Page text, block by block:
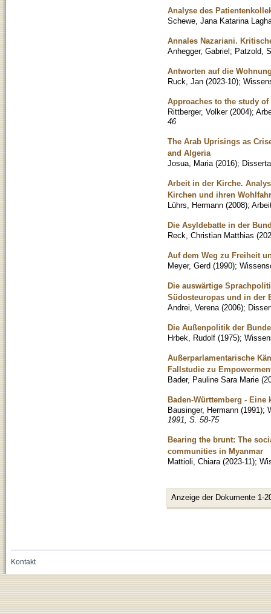
Analyse des
Schewe, Jana Katarina
Annales Nazariani.
Anhegger, Gabriel; Patzold,
Antworten auf die
Ruck, Jan (2023-10);
Approaches to the study
Rittberger, Volker (2004);
46
The Arab Uprisings as
and Algeria
Josua, Maria (2016);
Arbeit in der Kirche.
Kirchen und ihren
Lührs, Hermann (2008);
Die Asyldebatte in der
Reck, Christian Matthias (
Auf dem Weg zu Freiheit
Meyer, Gerd (1990);
Die auswärtige
Südosteuropas und in der
Andrei, Verena (2006);
Die Außenpolitik der
Hrbek, Rudolf (1975);
Außerparlamentarische
Fallstudie zu
Bader, Pauline Sara Marie (
Baden-Württemberg -
Bausinger, Hermann (1991);
1991, S. 58-75
Bearing the brunt: The
communities in Myanmar
Mattioli, Chiara (2023-11);
Anzeige der Dokumente 1-
Kontakt